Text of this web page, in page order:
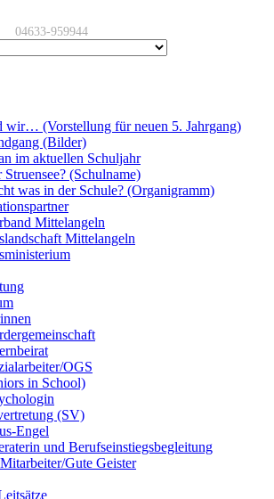
04633-959944
wir… (Vorstellung für neuen 5. Jahrgang)
(Bilder)
im aktuellen Schuljahr
(Schulname)
was in der Schule? (Organigramm)
Mittelangeln
Mittelangeln
OGS
in School)
(SV)
Engel
und Berufseinstiegsbegleitung
Gute Geister